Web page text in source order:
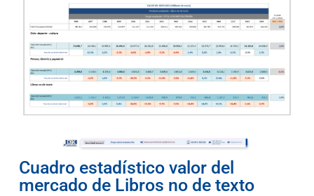
Cuadro estadístico valor del
mercado de Libros no de texto